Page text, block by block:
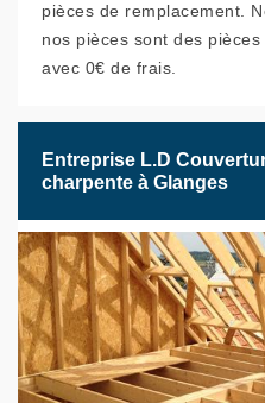
pièces de remplacement.
nos pièces sont des
avec 0€ de frais.
Entreprise L.D
charpente à Glanges